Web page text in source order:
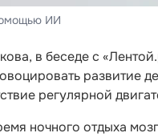
ИИ
в беседе с
развитие
регулярной
ночного отдыха